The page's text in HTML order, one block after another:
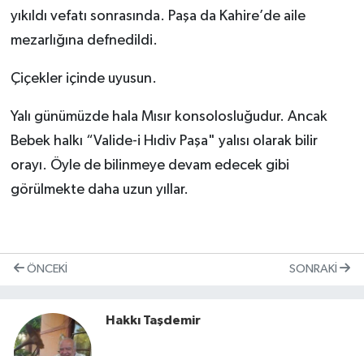
yıkıldı vefatı sonrasında. Paşa da Kahire’de aile
mezarlığına defnedildi.
Çiçekler içinde uyusun.
Yalı günümüzde hala Mısır konsolosluğudur. Ancak
Bebek halkı “Valide-i Hıdiv Paşa" yalısı olarak bilir
orayı. Öyle de bilinmeye devam edecek gibi
görülmekte daha uzun yıllar.
ÖNCEKI SONRAKI
Hakkı Taşdemir